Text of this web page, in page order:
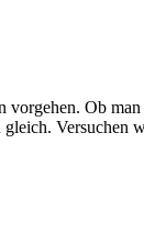
Ob
Versuchen